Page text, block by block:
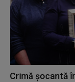
Crimă șocantă